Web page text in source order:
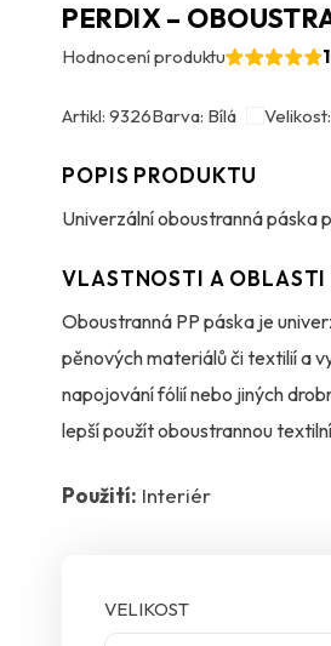
PERDIX –
Hodnocení produktu
Artikl: 9326Barva: Bílá
POPIS PRODUKTU
Univerzální oboustranná páska
VLASTNOSTI A OBLASTI
Oboustranná PP páska je
pěnových materiálů či textilií a
napojování fólií nebo jiných
lepší použít oboustrannou
Použití: Interiér
VELIKOST